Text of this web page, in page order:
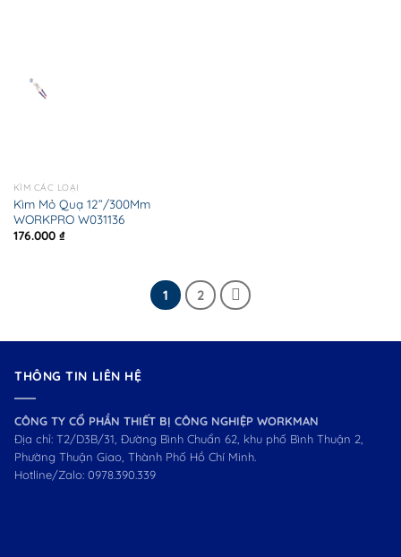
KÌM CÁC LOẠI
Kìm Mỏ Quạ 12”/300Mm
WORKPRO W031136
176.000 ₫
1 2
THÔNG TIN LIÊN HỆ
CÔNG TY CỔ PHẦN THIẾT BỊ CÔNG NGHIỆP WORKMAN
Địa chỉ: T2/D3B/31, Đường Bình Chuẩn 62, khu phố Bình Thuận 2,
Phường Thuận Giao, Thành Phố Hồ Chí Minh.
Hotline/Zalo: 0978.390.339